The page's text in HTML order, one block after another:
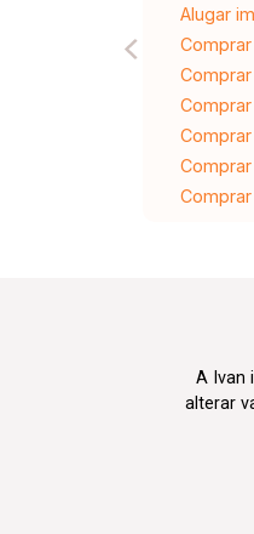
Alugar
A Ivan
alterar